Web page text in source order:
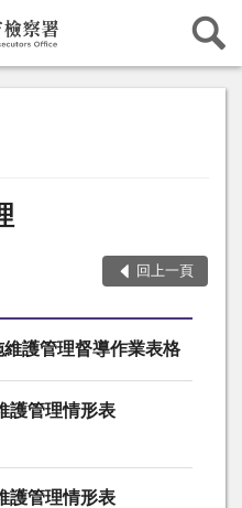
回上一頁
護管理督導作業表格
護管理情形表
護管理情形表